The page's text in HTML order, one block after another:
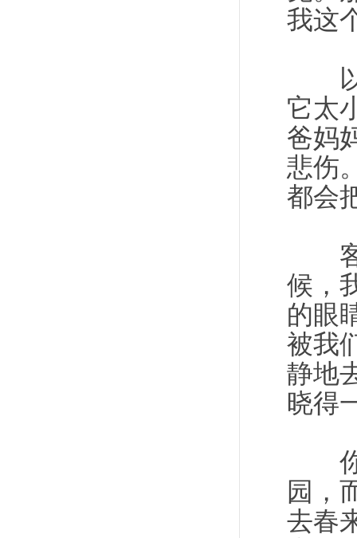
我这
以
它太
爸妈
悲伤
都会
客
候，
的眼
被我
静地
晓得
你
园，
去春